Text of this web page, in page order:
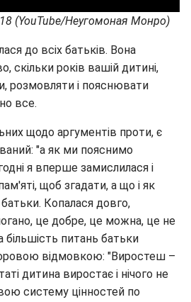
(YouTube/Неугомоная Монро)
до всіх батьків. Вона
скільки років вашій дитині,
розмовляти і пояснювати
все.
щодо аргументів проти, є
"а як ми пояснимо
я вперше замислилася і
щоб згадати, а що і як
Копалася довго,
це добре, це можна, це не
більшість питань батьки
відмовкою: "Виростеш –
дитина виростає і нічого не
систему цінностей по